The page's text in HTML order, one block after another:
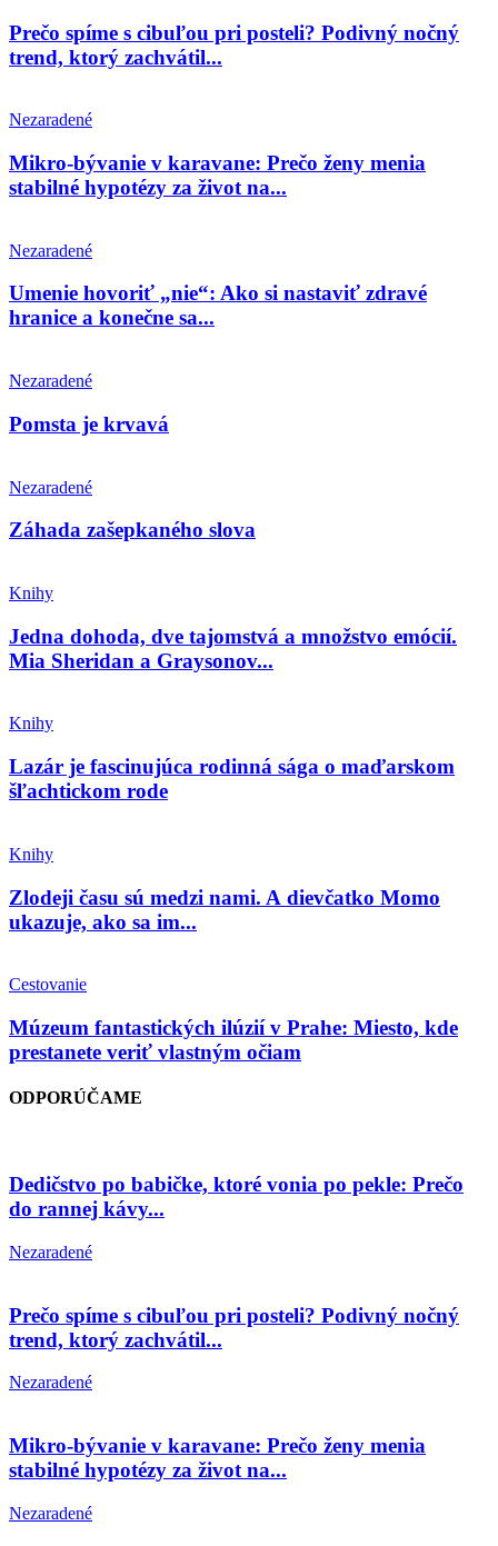
Prečo spíme s cibuľou pri posteli? Podivný nočný
trend, ktorý zachvátil...
Nezaradené
Mikro-bývanie v karavane: Prečo ženy menia
stabilné hypotézy za život na...
Nezaradené
Umenie hovoriť „nie“: Ako si nastaviť zdravé
hranice a konečne sa...
Nezaradené
Pomsta je krvavá
Nezaradené
Záhada zašepkaného slova
Knihy
Jedna dohoda, dve tajomstvá a množstvo emócií.
Mia Sheridan a Graysonov...
Knihy
Lazár je fascinujúca rodinná sága o maďarskom
šľachtickom rode
Knihy
Zlodeji času sú medzi nami. A dievčatko Momo
ukazuje, ako sa im...
Cestovanie
Múzeum fantastických ilúzií v Prahe: Miesto, kde
prestanete veriť vlastným očiam
ODPORÚČAME
Dedičstvo po babičke, ktoré vonia po pekle: Prečo
do rannej kávy...
Nezaradené
Prečo spíme s cibuľou pri posteli? Podivný nočný
trend, ktorý zachvátil...
Nezaradené
Mikro-bývanie v karavane: Prečo ženy menia
stabilné hypotézy za život na...
Nezaradené